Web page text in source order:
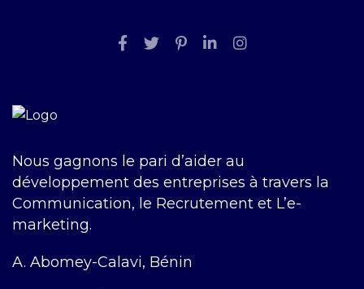
Nous gagnons le pari d’aider au
développement des entreprises à travers la
Communication, le Recrutement et L’e-
marketing.
A. Abomey-Calavi, Bénin